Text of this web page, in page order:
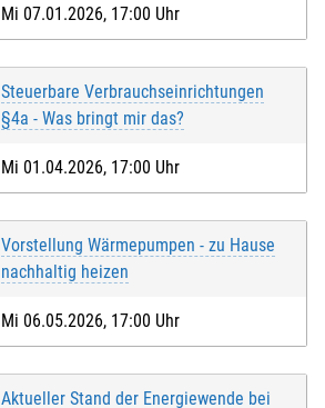
Mi 07.01.2026, 17:00 Uhr
Steuerbare Verbrauchseinrichtungen
§4a - Was bringt mir das?
Mi 01.04.2026, 17:00 Uhr
Vorstellung Wärmepumpen - zu Hause
nachhaltig heizen
Mi 06.05.2026, 17:00 Uhr
Aktueller Stand der Energiewende bei